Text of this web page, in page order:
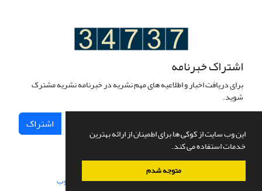
این وب سایت از کوکی ها برای اطمینان از ارائه بهترین
خدمات استفاده می کند.
متوجه شدم
اشتراک خبرنامه
برای دریافت اخبار و اطلاعیه های مهم نشریه در خبرنامه نشریه مشترک
شوید.
اشتراک
سامانه مدیریت نشریات علمی.طراحی و پیاده سازی از سیناوب